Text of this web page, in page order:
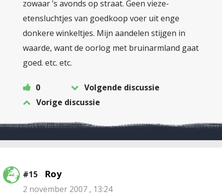
zowaar ’s avonds op straat. Geen vieze-
etensluchtjes van goedkoop voer uit enge
donkere winkeltjes. Mijn aandelen stijgen in
waarde, want de oorlog met bruinarmland gaat
goed. etc. etc.
0
Volgende discussie
Vorige discussie
#15 Roy
2 november 2007 , 13:24